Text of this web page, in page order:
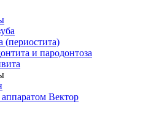
(периостита)
и пародонтоза
Вектор